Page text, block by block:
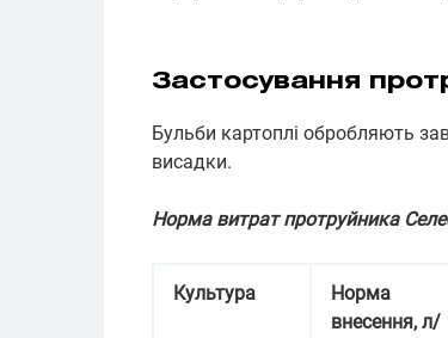
Застосування
Бульби картоплі обробляють
висадки.
Норма витрат протруйника
Культура
Норма
внесення, л/